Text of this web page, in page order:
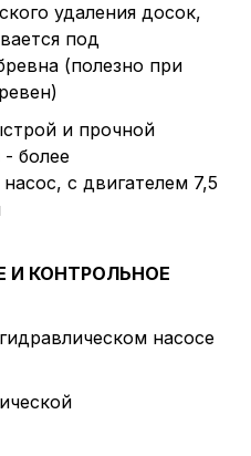
удаления досок,
под
(полезно при
бревен)
и прочной
- более
с двигателем 7,5
И КОНТРОЛЬНОЕ
насосе
пилы)